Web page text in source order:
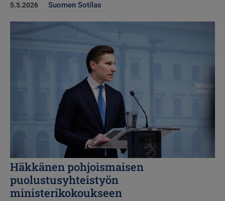
5.5.2026 Suomen Sotilas
Häkkänen pohjoismaisen
puolustusyhteistyön
ministerikokoukseen